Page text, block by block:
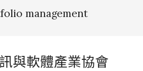
management
與軟體產業協會